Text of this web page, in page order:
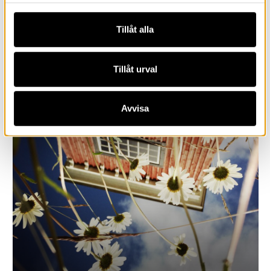
Tillåt alla
Tillåt urval
Avvisa
Sök medel ur fonderna